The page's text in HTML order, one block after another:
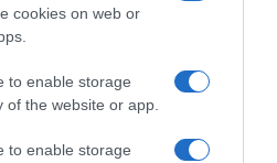
cookies on web or
to enable storage
of the website or app.
to enable storage